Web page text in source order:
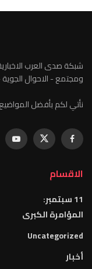
شبكة صدى العرب
ومجتمع - الاحوال
نأتي لكم بأفضل المواضيع
الاقسام
11 سبتمبر:
المؤامرة الكبرى
Uncategorized
أخبار